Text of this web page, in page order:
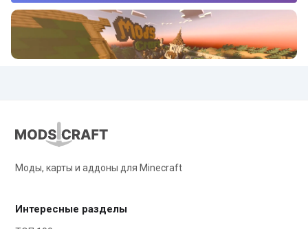
Моды, карты и аддоны для Minecraft
Интересные разделы